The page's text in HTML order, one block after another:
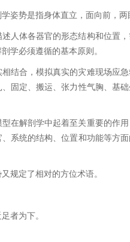
姿势是指身体直立，面向前，
述人体各器官的形态结构和位置
学必须遵循的基本原则。
结合，模拟真实的灾难现场应
固定、搬运、张力性气胸、基
型在解剖学中起着至关重要的作
系统的结构、位置和功能等方
规定了相对的方位术语。
者为下。